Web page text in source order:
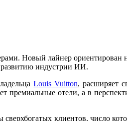
Новый лайнер ориентирован
развитию индустрии ИИ.
Louis Vuitton, расширяет
премиальные отели, а в
клиентов, число